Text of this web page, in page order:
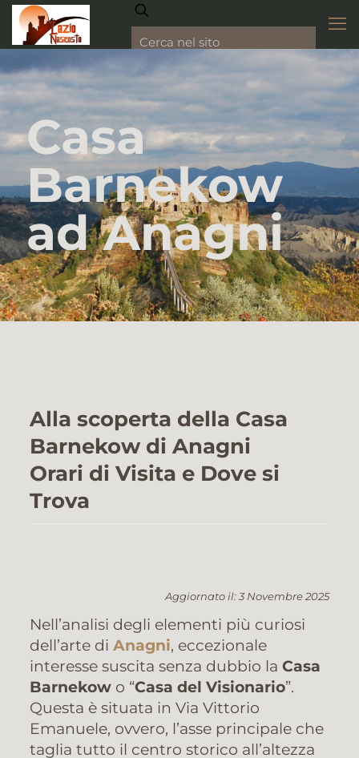
Casa
Barnekow
ad Anagni
Alla scoperta della Casa
Barnekow di Anagni
Orari di Visita e Dove si
Trova
Aggiornato il: 3 Novembre 2025
Nell’analisi degli elementi più curiosi
dell’arte di Anagni, eccezionale
interesse suscita senza dubbio la Casa
Barnekowo “Casa del Visionario”.
Questa è situata in Via Vittorio
Emanuele, ovvero, l’asse principale che
taglia tutto il centro storico all’altezza